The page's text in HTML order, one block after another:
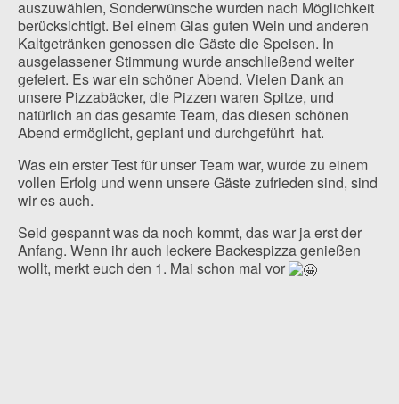
auszuwählen, Sonderwünsche wurden nach Möglichkeit
berücksichtigt. Bei einem Glas guten Wein und anderen
Kaltgetränken genossen die Gäste die Speisen. In
ausgelassener Stimmung wurde anschließend weiter
gefeiert. Es war ein schöner Abend. Vielen Dank an
unsere Pizzabäcker, die Pizzen waren Spitze, und
natürlich an das gesamte Team, das diesen schönen
Abend ermöglicht, geplant und durchgeführt hat.
Was ein erster Test für unser Team war, wurde zu einem
vollen Erfolg und wenn unsere Gäste zufrieden sind, sind
wir es auch.
Seid gespannt was da noch kommt, das war ja erst der
Anfang. Wenn ihr auch leckere Backespizza genießen
wollt, merkt euch den 1. Mai schon mal vor